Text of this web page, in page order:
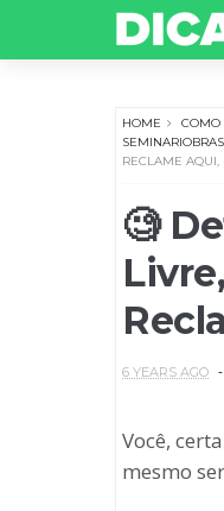
HOME COMO
RECLAME AQUI,
🧐
6 YEARS AGO
Você,
mesmo